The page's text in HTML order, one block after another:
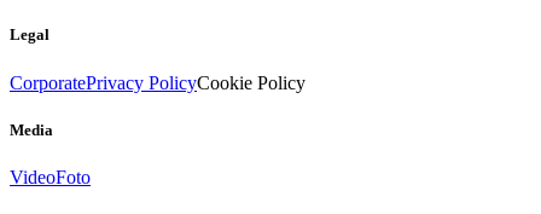
Legal
CorporatePrivacy PolicyCookie Policy
Media
VideoFoto